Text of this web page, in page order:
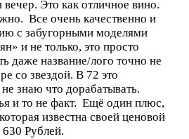
Это как отличное вино.
Все очень качественно и
с забугорными моделями
и не только, это просто
даже название/лого точно не
со звездой. В 72 это
знаю что дорабатывать.
и то не факт. Ещё один плюс,
известна своей ценовой
630 Рублей.